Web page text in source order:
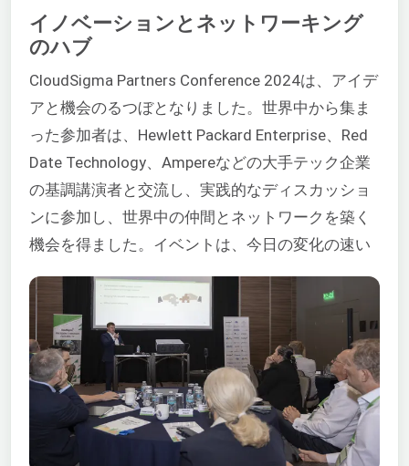
イノベーションとネットワーキング
のハブ
CloudSigma Partners Conference 2024は、アイデ
アと機会のるつぼとなりました。世界中から集ま
った参加者は、Hewlett Packard Enterprise、Red
Date Technology、Ampereなどの大手テック企業
の基調講演者と交流し、実践的なディスカッショ
ンに参加し、世界中の仲間とネットワークを築く
機会を得ました。イベントは、今日の変化の速い